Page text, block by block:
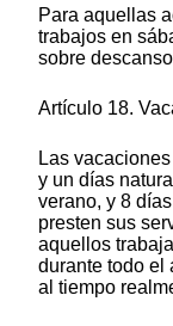
Para aquellas
trabajos en
sobre
Artículo 18.
Las
y un días
verano, y 8
presten sus
aquellos
durante todo el
al tiempo